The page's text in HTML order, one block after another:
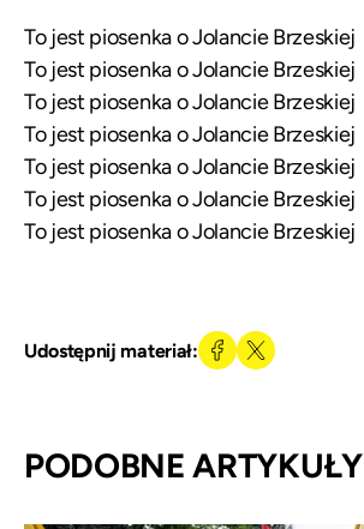
To jest piosenka o Jolancie Brzeskiej
To jest piosenka o Jolancie Brzeskiej
To jest piosenka o Jolancie Brzeskiej
To jest piosenka o Jolancie Brzeskiej
To jest piosenka o Jolancie Brzeskiej
To jest piosenka o Jolancie Brzeskiej
To jest piosenka o Jolancie Brzeskiej
Udostępnij materiał:
PODOBNE ARTYKUŁY